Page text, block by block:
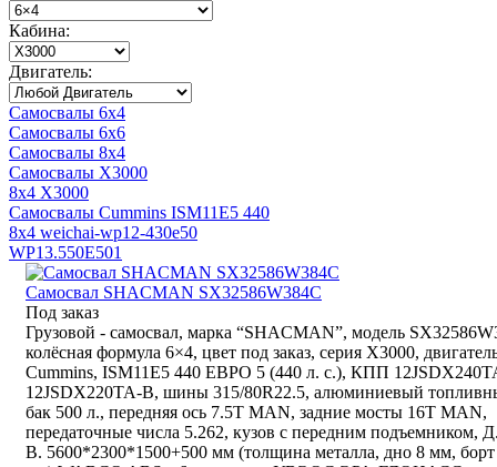
Кабина:
Двигатель:
Самосвалы 6x4
Самосвалы 6x6
Самосвалы 8x4
Самосвалы X3000
8x4 X3000
Самосвалы Cummins ISM11E5 440
8x4 weichai-wp12-430e50
WP13.550E501
Самосвал SHACMAN SX32586W384C
Под заказ
Грузовой - самосвал, марка “SHACMAN”, модель
колёсная формула 6×4, цвет под заказ, серия Х3000,
Cummins, ISM11E5 440 ЕВРО 5 (440 л. с.), КПП
12JSDX220TA-B, шины 315/80R22.5, алюминиевый
бак 500 л., передняя ось 7.5T MAN, задние мосты 16T MAN,
передаточные числа 5.262, кузов с передним подъемником,
В. 5600*2300*1500+500 мм (толщина металла, дно 8 мм,